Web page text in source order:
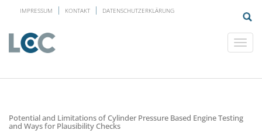
IMPRESSUM KONTAKT DATENSCHUTZERKLÄRUNG
Potential and Limitations of Cylinder Pressure Based Engine Testing
and Ways for Plausibility Checks